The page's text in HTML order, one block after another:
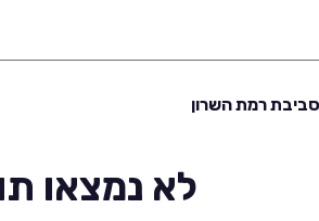
לא נמצאו